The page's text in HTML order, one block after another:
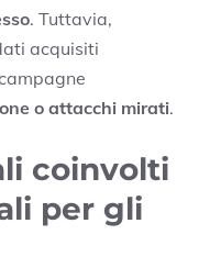
. Tuttavia,
acquisiti
o attacchi mirati.
coinvolti
per gli